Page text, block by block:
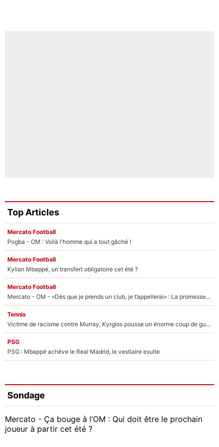
Top Articles
Mercato Football
Pogba - OM : Voilà l'homme qui a tout gâché !
Mercato Football
Kylian Mbappé, un transfert obligatoire cet été ?
Mercato Football
Mercato - OM - «Dès que je prends un club, je t’appellerai» : La promesse de Marcelino au moment de claquer la porte
Tennis
Victime de racisme contre Murray, Kyrgios pousse un énorme coup de gueule !
PSG
PSG : Mbappé achève le Real Madrid, le vestiaire exulte
Sondage
Mercato - Ça bouge à l’OM : Qui doit être le prochain
joueur à partir cet été ?